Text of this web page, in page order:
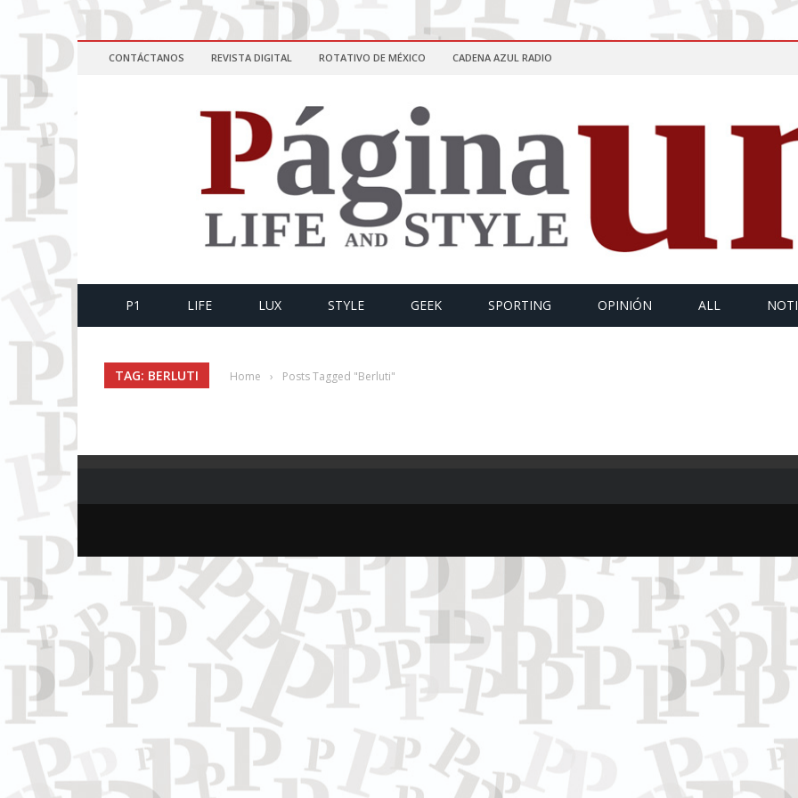
CONTÁCTANOS REVISTA DIGITAL ROTATIVO DE MÉXICO CADENA AZUL RADIO
P1 LIFE LUX STYLE GEEK SPORTING OPINIÓN ALL
TAG: BERLUTI Home › Posts Tagged "Berluti"